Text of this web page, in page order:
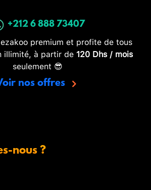
+212 6 888 73407
premium et profite de tous
illimité, à partir de 120 Dhs / mois
seulement 😎
nos offres
nous ?